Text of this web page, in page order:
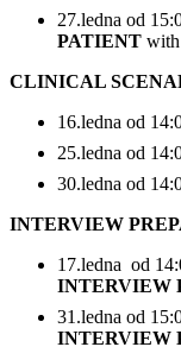
27.ledna od
PATIENT
CLINICAL
16.ledna od
25.ledna od
30.ledna od
INTERVIEW
17.ledna od
INTERVIEW
31.ledna od
INTERVIEW